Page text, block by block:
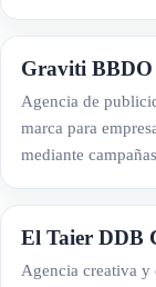
Graviti BBDO
Agencia de
marca para
mediante
El Taier DDB
Agencia creativa y